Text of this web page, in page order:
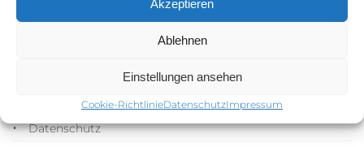
Akzeptieren
Ablehnen
Einstellungen ansehen
Cookie-RichtlinieDatenschutzImpressum
AGB (Allgemeine Geschäftsbedingunen)
Datenschutz